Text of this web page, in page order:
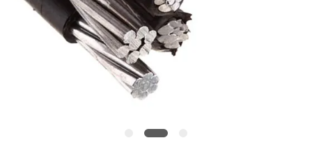
DE
SOUMISSION